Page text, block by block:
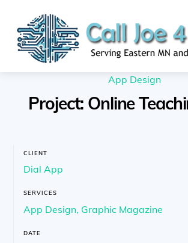
content
App Design
Project: Online
CLIENT
Dial App
SERVICES
App Design, Graphic Magazine
DATE